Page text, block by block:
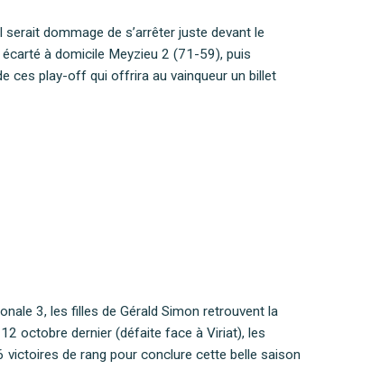
dommage de s’arrêter juste devant le
à domicile Meyzieu 2 (71-59), puis
ces play-off qui offrira au vainqueur un billet
3, les filles de Gérald Simon retrouvent la
octobre dernier (défaite face à Viriat), les
victoires de rang pour conclure cette belle saison